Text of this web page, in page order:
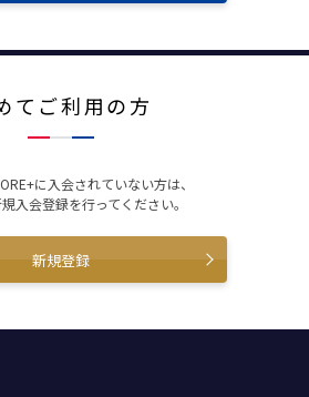
てご利用の方
に入会されていない方は、
入会登録を行ってください。
新規登録